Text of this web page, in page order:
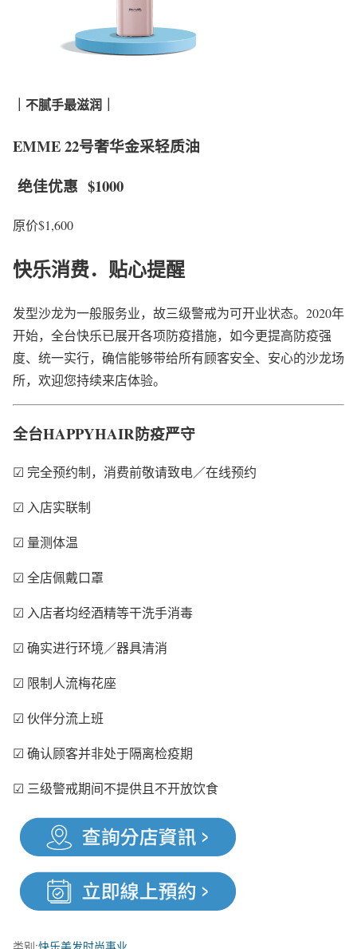
｜不腻手最滋润｜
EMME 22号奢华金采轻质油
绝佳优惠 $1000
原价$1,600
快乐消费．贴心提醒
发型沙龙为一般服务业，故三级警戒为可开业状态。2020年
开始，全台快乐已展开各项防疫措施，如今更提高防疫强
度、统一实行，确信能够带给所有顾客安全、安心的沙龙场
所，欢迎您持续来店体验。
全台HAPPYHAIR防疫严守
☑ 完全预约制，消费前敬请致电／在线预约
☑ 入店实联制
☑ 量测体温
☑ 全店佩戴口罩
☑ 入店者均经酒精等干洗手消毒
☑ 确实进行环境／器具清消
☑ 限制人流梅花座
☑ 伙伴分流上班
☑ 确认顾客并非处于隔离检疫期
☑ 三级警戒期间不提供且不开放饮食